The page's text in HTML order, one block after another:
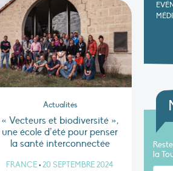
Actualités
« Vecteurs et biodiversité »,
une école d’été pour penser
la santé interconnectée
FRANCE•20 SEPTEMBRE 2024
la